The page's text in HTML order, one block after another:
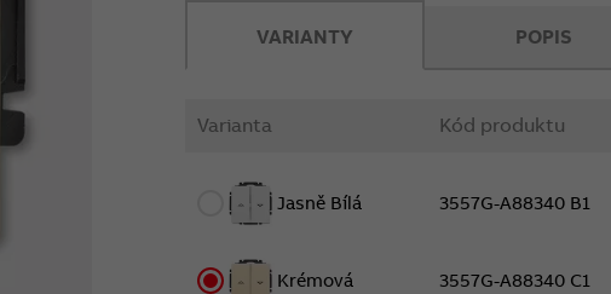
VARIANTY
Varianta Kód produktu
Jasně Bílá 3557G-A88340 B1
Krémová 3557G-A88340 C1
POPIS